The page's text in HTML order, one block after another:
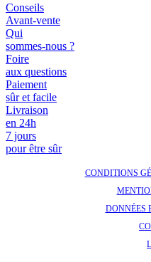
Conseils
Avant-vente
Qui
sommes-nous ?
Foire
aux questions
Paiement
sûr et facile
Livraison
en 24h
7 jours
pour être sûr
CONDITIONS
DONNÉES